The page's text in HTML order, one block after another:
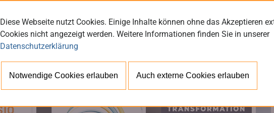
Diese Webseite nutzt Cookies. Einige Inhalte können ohne das Akzeptieren
Cookies nicht angezeigt werden. Weitere Informationen finden Sie in unserer
Datenschutzerklärung
Notwendige Cookies erlauben Auch externe Cookies erlauben